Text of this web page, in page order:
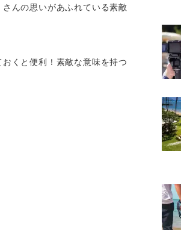
さんの思いがあふれている素敵
おくと便利！素敵な意味を持つ